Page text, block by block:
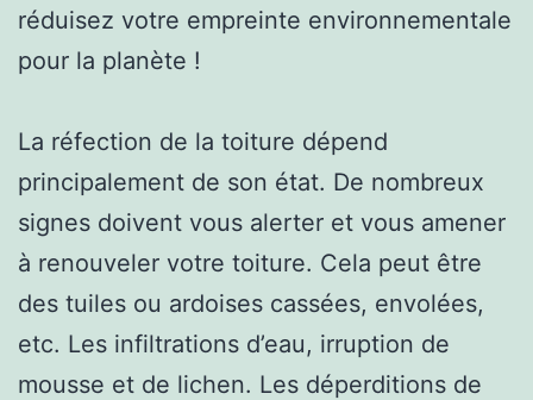
réduisez votre empreinte environnementale
pour la planète !
La réfection de la toiture dépend
principalement de son état. De nombreux
signes doivent vous alerter et vous amener
à renouveler votre toiture. Cela peut être
des tuiles ou ardoises cassées, envolées,
etc. Les infiltrations d’eau, irruption de
mousse et de lichen. Les déperditions de